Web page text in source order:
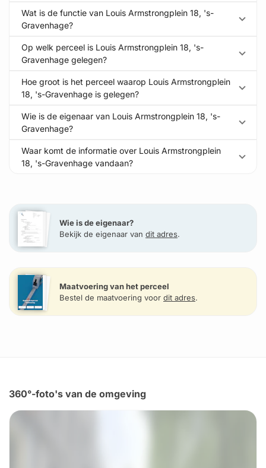
Wat is de functie van Louis Armstrongplein 18, 's-
Gravenhage?
Op welk perceel is Louis Armstrongplein 18, 's-
Gravenhage gelegen?
Hoe groot is het perceel waarop Louis Armstrongplein
18, 's-Gravenhage is gelegen?
Wie is de eigenaar van Louis Armstrongplein 18, 's-
Gravenhage?
Waar komt de informatie over Louis Armstrongplein
18, 's-Gravenhage vandaan?
Wie is de eigenaar?
Bekijk de eigenaar van dit adres.
Maatvoering van het perceel
Bestel de maatvoering voor dit adres.
360°-foto's van de omgeving